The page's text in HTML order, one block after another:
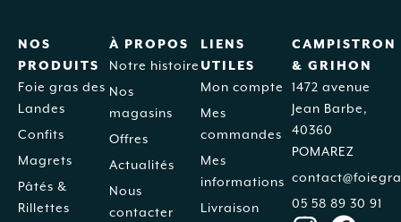
NOS
PRODUITS
Foie gras des
Landes
Confits
Magrets
Pâtés &
Rillettes
À PROPOS
Notre histoire
Nos
magasins
Offres
Actualités
Nous
contacter
LIENS
UTILES
Mon compte
Mes
commandes
Mes
informations
Livraison
CAMPISTRON
& GRIHON
1472 avenue
Jean Barbe,
40360
POMAREZ
05 58 89 30 91